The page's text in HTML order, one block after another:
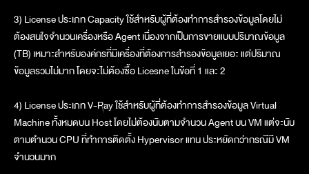
3) License ประเภท Capacity ใช้สำหรับผู้ที่ต้องทำการสำรองข้อมูลโดยไม่
ต้องสนใจจำนวนเครื่องหรือ Agent เนื่องจากเป็นการขายแบบปริมาณข้อมูล
(TB) เหมาะสำหรับองค์กรที่มีเครื่องที่ต้องการสำรองข้อมูลเยอะ แต่ปริมาณ
ข้อมูลรวมไม่มาก โดยจะไม่ต้องซื้อ Licesne ในข้้อที่ 1 และ 2
4) License ประเภท V-Ray ใช้สำหรับผู้ที่ต้องทำการสำรองข้อมูล Virtual
Machine ทั้งหมดบน Host โดยไม่ต้องนับตามจำนวน Agent บน VM แต่จะนับ
ตามตำนวน CPU ที่ทำการติดตั้ง Hypervisor แทน ประหยัดกว่ากรณีมี VM
จำนวนมาก